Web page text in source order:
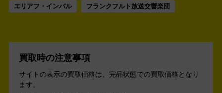
エリアフ・インバル フランクフルト放送交響楽団
買取時の注意事項
サイトの表示の買取価格は、完品状態での買取価格となり
ます。